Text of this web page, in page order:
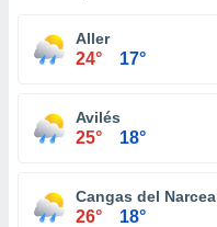
Aller
24° 17°
Avilés
25° 18°
Cangas del Narcea
26° 18°